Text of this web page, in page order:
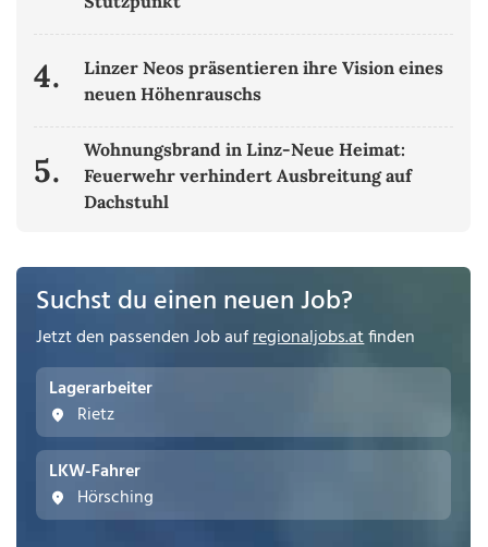
4.
Linzer Neos präsentieren ihre Vision eines
neuen Höhenrauschs
5.
Wohnungsbrand in Linz-Neue Heimat:
Feuerwehr verhindert Ausbreitung auf
Dachstuhl
Suchst du einen neuen Job?
Jetzt den passenden Job aufregionaljobs.atfinden
Lagerarbeiter
Rietz
LKW-Fahrer
Hörsching